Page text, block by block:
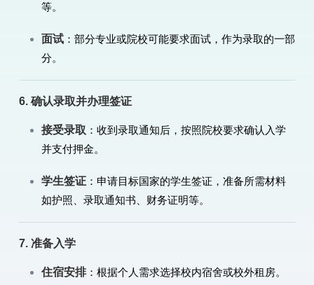
等。
面试 ：部分专业或院校可能要求面试，作为录取的一部
分。
6. 确认录取并办理签证
接受录取 ：收到录取通知后，按照院校要求确认入学
并支付押金。
学生签证 ：申请目标国家的学生签证，准备所需材料
如护照、录取通知书、财务证明等。
7. 准备入学
住宿安排：根据个人需求选择校内宿舍或校外租房。